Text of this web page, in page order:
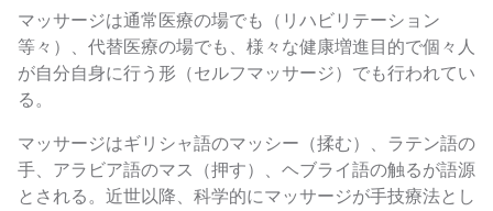
マッサージは通常医療の場でも（リハビリテーション
等々）、代替医療の場でも、様々な健康増進目的で個々人
が自分自身に行う形（セルフマッサージ）でも行われてい
る。
マッサージはギリシャ語のマッシー（揉む）、ラテン語の
手、アラビア語のマス（押す）、ヘブライ語の触るが語源
とされる。近世以降、科学的にマッサージが手技療法とし